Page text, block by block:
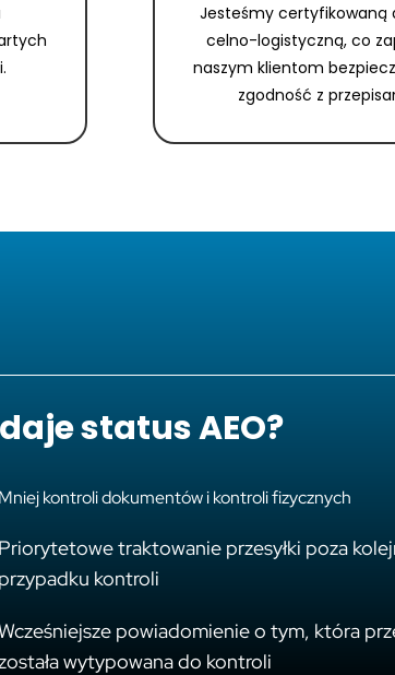
Jesteśmy certyfikowaną
celno-logistyczną, co
naszym klientom
zgodność z
status AEO?
Mniej kontroli dokumentów i kontroli fizycznych
Priorytetowe traktowanie przesyłki poza
przypadku kontroli
powiadomienie o tym, która
wytypowana do kontroli